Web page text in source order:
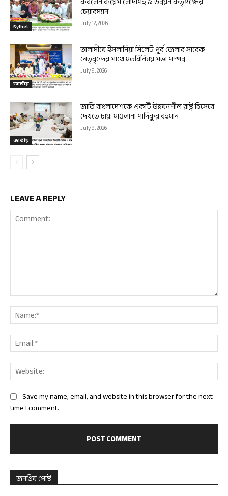
Sylhet
চেয়ারম্যান
July 12, 2026
জাতীয়
তালামীযে ইসলামিয়া সিলেট পূর্ব জেলার সাবেক
নেতৃবৃন্দের সাথে মতবিনিময় সভা সম্পন্ন
July 9, 2026
জাতীয়
জাতি বাংলাদেশকে একটি উন্নয়নশীল রাষ্ট্র হিসেবে
দেখতে চায়: মাওলানা সাদিকুর রহমান
July 9, 2026
LEAVE A REPLY
Save my name, email, and website in this browser for the next
time I comment.
জনপ্রিয় পোষ্ট